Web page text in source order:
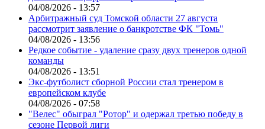
04/08/2026 - 13:57
Арбитражный суд Томской области 27 августа
рассмотрит заявление о банкротстве ФК "Томь"
04/08/2026 - 13:56
Редкое событие - удаление сразу двух тренеров одной
команды
04/08/2026 - 13:51
Экс-футболист сборной России стал тренером в
европейском клубе
04/08/2026 - 07:58
"Велес" обыграл "Ротор" и одержал третью победу в
сезоне Первой лиги